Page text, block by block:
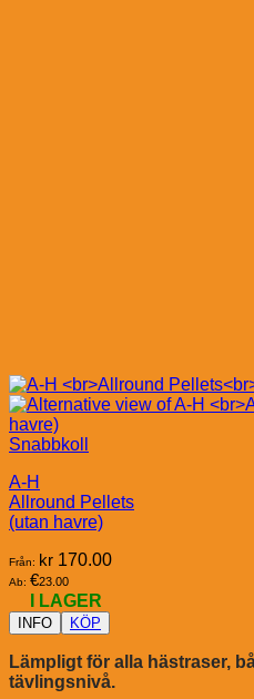
Snabbkoll
A-H
Allround Pellets
(utan havre)
Från: kr 170.00
Ab: €23.00
I LAGER
INFO KÖP
Lämpligt för alla hästraser,
tävlingsnivå.